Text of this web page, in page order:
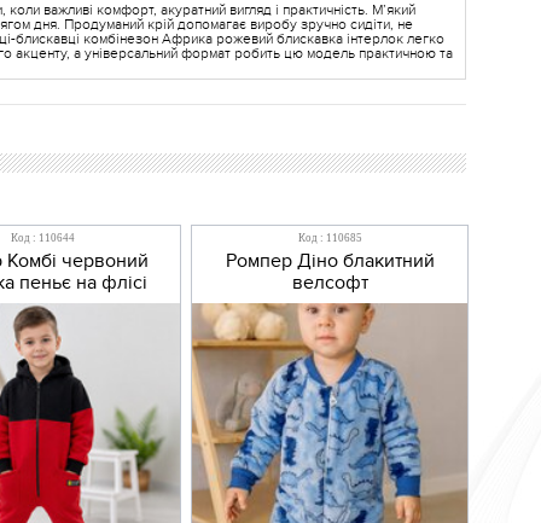
важливі комфорт, акуратний вигляд і практичність. М’який
дня. Продуманий крій допомагає виробу зручно сидіти, не
блискавці комбінезон Африка рожевий блискавка інтерлок легко
акценту, а універсальний формат робить цю модель практичною та
Код : 110644
червоний
пеньє на флісі
Код : 110685
Ромпер Діно блакитний
велсофт